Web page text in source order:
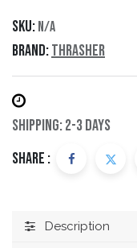
SKU: N/A
Brand:Thrasher
Shipping: 2-3 Days
Share :
Description